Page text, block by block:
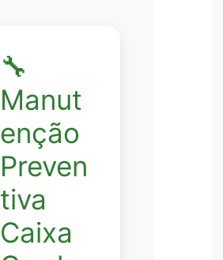
🔧
Manut
enção
Preven
tiva
Caixa